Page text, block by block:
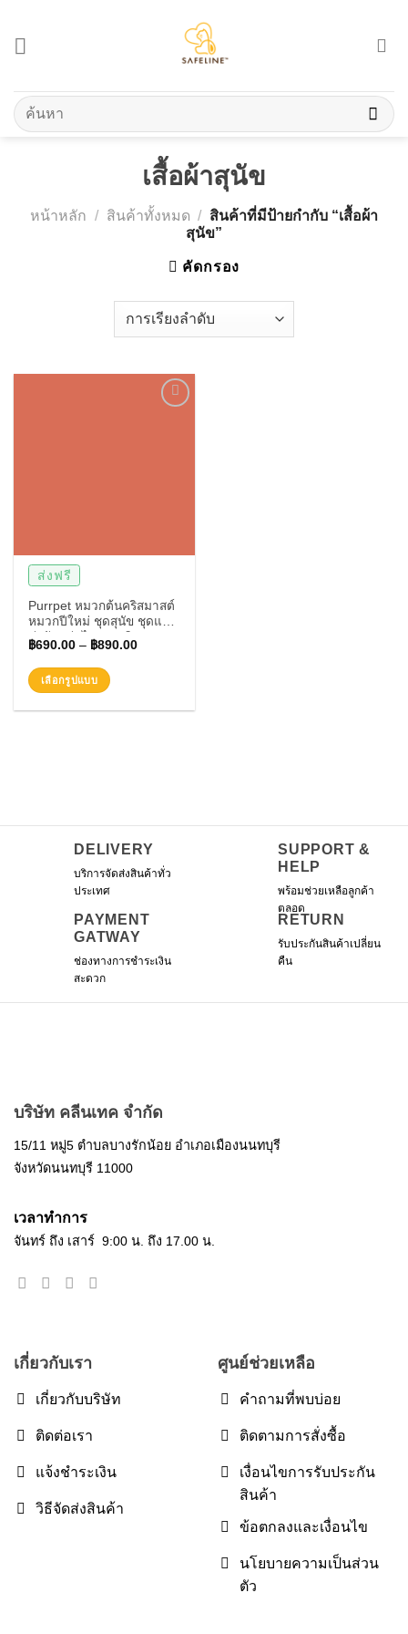
content
ค้นหา:
เสื้อผ้าสุนัข
หน้าหลัก / สินค้าทั้งหมด / สินค้าที่มีป้ายกำกับ “เสื้อผ้า
สุนัข”
คัดกรอง
ส่งฟรี
Purrpet หมวกต้นคริสมาสต์
หมวกปีใหม่ ชุดสุนัข ชุดแมว
น่ารักๆ รุ่นไฟกระพริบ
฿690.00 – ฿890.00
เลือกรูปแบบ
DELIVERY
บริการจัดส่งสินค้าทั่ว
ประเทศ
SUPPORT &
HELP
พร้อมช่วยเหลือลูกค้า
ตลอด
PAYMENT
GATWAY
ช่องทางการชำระเงิน
สะดวก
RETURN
รับประกันสินค้าเปลี่ยน
คืน
บริษัท คลีนเทค จำกัด
15/11 หมู่5 ตำบลบางรักน้อย อำเภอเมืองนนทบุรี
จังหวัดนนทบุรี 11000
เวลาทำการ
จันทร์ ถึง เสาร์ 9:00 น. ถึง 17.00 น.
เกี่ยวกับเรา
เกี่ยวกับบริษัท
ติดต่อเรา
แจ้งชำระเงิน
วิธีจัดส่งสินค้า
ศูนย์ช่วยเหลือ
คำถามที่พบบ่อย
ติดตามการสั่งซื้อ
เงื่อนไขการรับประกัน
สินค้า
ข้อตกลงและเงื่อนไข
นโยบายความเป็นส่วน
ตัว